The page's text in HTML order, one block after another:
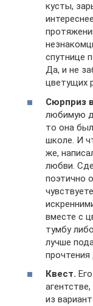
кусты,
спутнице
Да, и не
цветущих
Сюрприз
любимую
то она
школе. И
же,
любви.
поэтично
вместе с
тумбу
лучше
прочтения
Квест.
из